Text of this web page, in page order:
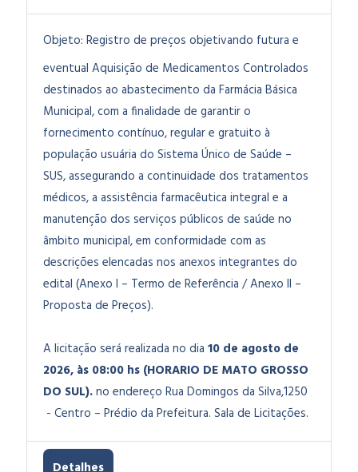
Objeto: Registro de preços objetivando futura e
eventual Aquisição de Medicamentos Controlados
destinados ao abastecimento da Farmácia Básica
Municipal, com a finalidade de garantir o
fornecimento contínuo, regular e gratuito à
população usuária do Sistema Único de Saúde –
SUS, assegurando a continuidade dos tratamentos
médicos, a assistência farmacêutica integral e a
manutenção dos serviços públicos de saúde no
âmbito municipal, em conformidade com as
descrições elencadas nos anexos integrantes do
edital (Anexo I – Termo de Referência / Anexo II –
Proposta de Preços).
A licitação será realizada no dia 10 de agosto de
2026, às 08:00 hs (HORARIO DE MATO GROSSO
DO SUL).no endereço Rua Domingos da Silva,1250
- Centro – Prédio da Prefeitura. Sala de Licitações.
Detalhes